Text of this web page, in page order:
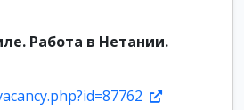
Работа в Нетании.